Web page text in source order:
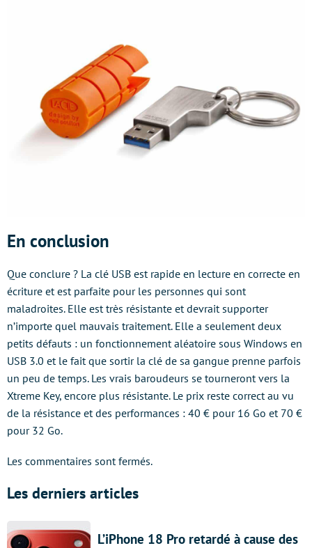
En conclusion
Que conclure ? La clé USB est rapide en lecture en correcte en
écriture et est parfaite pour les personnes qui sont
maladroites. Elle est très résistante et devrait supporter
n’importe quel mauvais traitement. Elle a seulement deux
petits défauts : un fonctionnement aléatoire sous Windows en
USB 3.0 et le fait que sortir la clé de sa gangue prenne parfois
un peu de temps. Les vrais baroudeurs se tourneront vers la
Xtreme Key, encore plus résistante. Le prix reste correct au vu
de la résistance et des performances : 40 € pour 16 Go et 70 €
pour 32 Go.
Les commentaires sont fermés.
Les derniers articles
L’iPhone 18 Pro retardé à cause des